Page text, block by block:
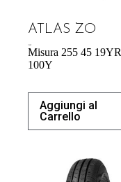
ATLAS ZO
Misura 255 45 19YR
100Y
Aggiungi al
Carrello